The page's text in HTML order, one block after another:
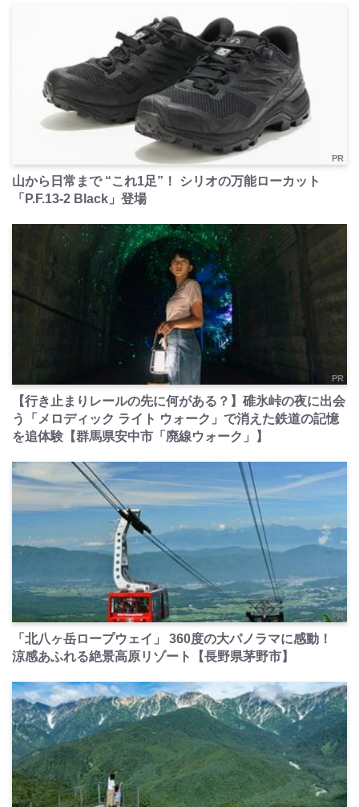
PR
山から日常まで “これ1足”！ シリオの万能ローカット
「P.F.13-2 Black」登場
PR
【行き止まりレールの先に何がある？】碓氷峠の夜に出会
う「メロディック ライト ウォーク」で消えた鉄道の記憶
を追体験【群馬県安中市「廃線ウォーク」】
PR
「北八ヶ岳ロープウェイ」 360度の大パノラマに感動！
涼感あふれる絶景高原リゾート【長野県茅野市】